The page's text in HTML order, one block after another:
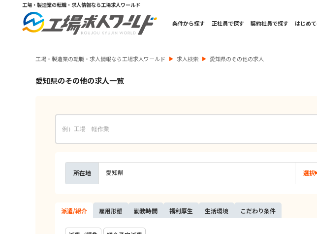
工場・製造業の転職・求人情報なら工場求人ワールド
条件から探す 正社員で探す 契約社員で探す はじめ
工場・製造業の転職・求人情報なら工場求人ワールド 求人検索 愛知県のその他の求人
愛知県のその他の求人一覧
所在地 愛知県 選択
派遣/紹介 雇用形態 勤務時間 福利厚生 生活環境 こだわり条件